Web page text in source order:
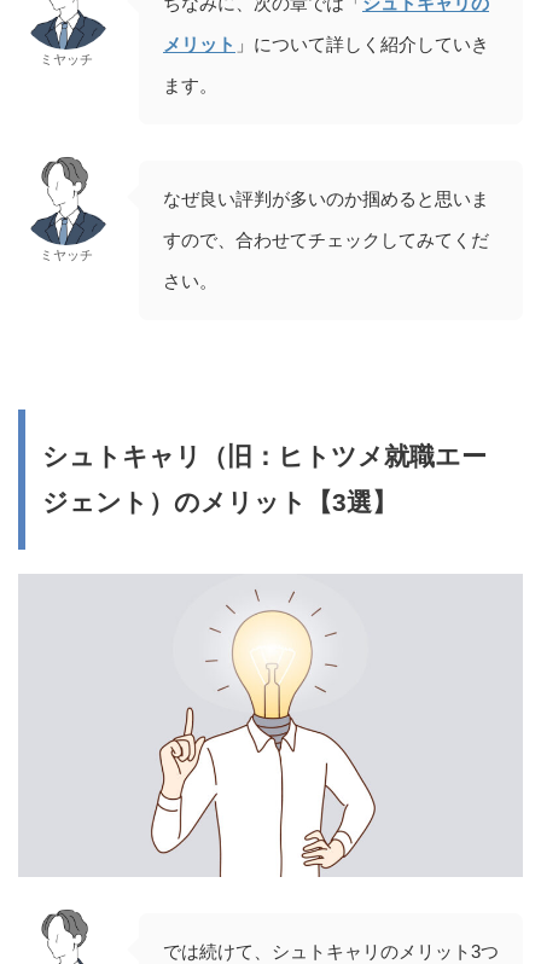
ミヤッチ
メリット 」について詳しく紹介していき
ます。
ミヤッチ
なぜ良い評判が多いのか掴めると思いま
すので、合わせてチェックしてみてくだ
さい。
シュトキャリ（旧：ヒトツメ就職エー
ジェント）のメリット【3選】
では続けて、シュトキャリのメリット3つ